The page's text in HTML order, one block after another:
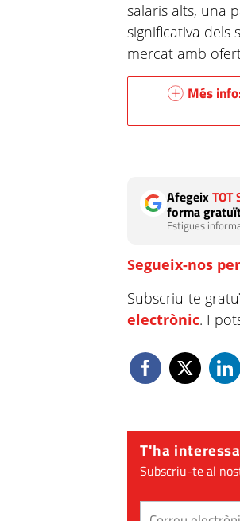
salaris alts, una
significativa dels
mercat amb
Més
AfegeixTOT
forma
Estigues
Segueix-nos
Subscriu-te
electrònic. I
T'ha
Subscriu-te al